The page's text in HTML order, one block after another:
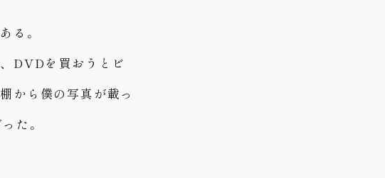
る。
DVDを買おうとビ
から僕の写真が載っ
た。